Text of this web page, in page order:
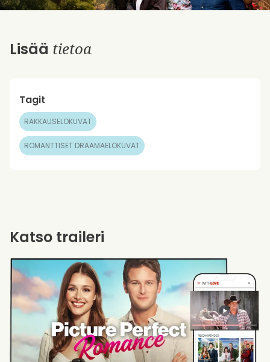
Lisää tietoa
Tagit
RAKKAUSELOKUVAT
ROMANTTISET DRAAMAELOKUVAT
Katso traileri